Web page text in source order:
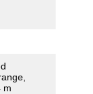
m